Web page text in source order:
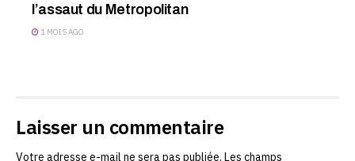
l’assaut du Metropolitan
1 MOIS AGO
Laisser un commentaire
Votre adresse e-mail ne sera pas publiée. Les champs